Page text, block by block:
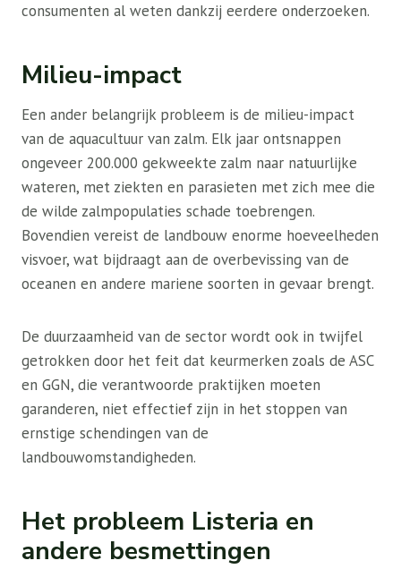
consumenten al weten dankzij eerdere onderzoeken.
Milieu-impact
Een ander belangrijk probleem is de milieu-impact
van de aquacultuur van zalm. Elk jaar ontsnappen
ongeveer 200.000 gekweekte zalm naar natuurlijke
wateren, met ziekten en parasieten met zich mee die
de wilde zalmpopulaties schade toebrengen.
Bovendien vereist de landbouw enorme hoeveelheden
visvoer, wat bijdraagt ​​aan de overbevissing van de
oceanen en andere mariene soorten in gevaar brengt.
De duurzaamheid van de sector wordt ook in twijfel
getrokken door het feit dat keurmerken zoals de ASC
en GGN, die verantwoorde praktijken moeten
garanderen, niet effectief zijn in het stoppen van
ernstige schendingen van de
landbouwomstandigheden.
Het probleem Listeria en
andere besmettingen